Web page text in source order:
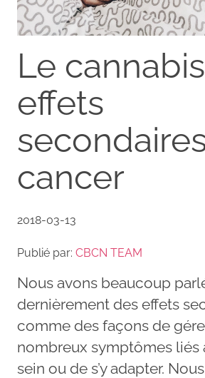
Le
effets
cancer
2018-03-13
Publié par: CBCN TEAM
Nous avons beaucoup
dernièrement des effets
comme des façons de
nombreux symptômes liés
sein ou de s’y adapter.